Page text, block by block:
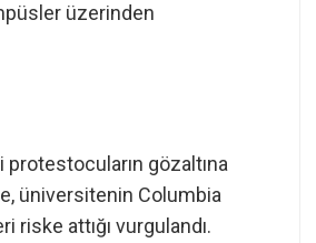
üzerinden
gözaltına
üniversitenin Columbia
attığı vurgulandı.